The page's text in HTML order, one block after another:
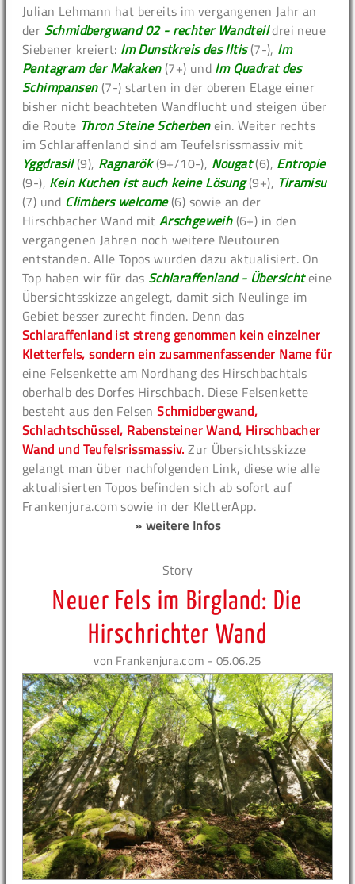
Julian Lehmann hat bereits im vergangenen Jahr an
der Schmidbergwand 02 - rechter Wandteildrei neue
Siebener kreiert: Im Dunstkreis des Iltis(7-), Im
Pentagram der Makaken(7+) und Im Quadrat des
Schimpansen(7-) starten in der oberen Etage einer
bisher nicht beachteten Wandflucht und steigen über
die Route Thron Steine Scherbenein. Weiter rechts
im Schlaraffenland sind am Teufelsrissmassiv mit
Yggdrasil(9), Ragnarök(9+/10-), Nougat(6), Entropie
(9-), Kein Kuchen ist auch keine Lösung(9+), Tiramisu
(7) und Climbers welcome(6) sowie an der
Hirschbacher Wand mit Arschgeweih(6+) in den
vergangenen Jahren noch weitere Neutouren
entstanden. Alle Topos wurden dazu aktualisiert. On
Top haben wir für das Schlaraffenland - Übersichteine
Übersichtsskizze angelegt, damit sich Neulinge im
Gebiet besser zurecht finden. Denn das
Schlaraffenland ist streng genommen kein einzelner
Kletterfels, sondern ein zusammenfassender Name für
eine Felsenkette am Nordhang des Hirschbachtals
oberhalb des Dorfes Hirschbach. Diese Felsenkette
besteht aus den FelsenSchmidbergwand,
Schlachtschüssel, Rabensteiner Wand, Hirschbacher
Wand und Teufelsrissmassiv. Zur Übersichtsskizze
gelangt man über nachfolgenden Link, diese wie alle
aktualisierten Topos befinden sich ab sofort auf
Frankenjura.com sowie in der KletterApp.
» weitere Infos
Story
Neuer Fels im Birgland: Die
Hirschrichter Wand
von Frankenjura.com - 05.06.25